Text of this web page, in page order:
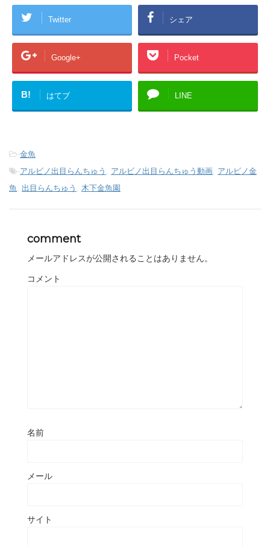
Twitter シェア
Google+ Pocket
B! はてブ LINE
-金魚
-アルビノ出目らんちゅう , アルビノ出目らんちゅう動画, アルビノ金
魚, 出目らんちゅう , 木下金魚園
comment
メールアドレスが公開されることはありません。
コメント
名前
メール
サイト